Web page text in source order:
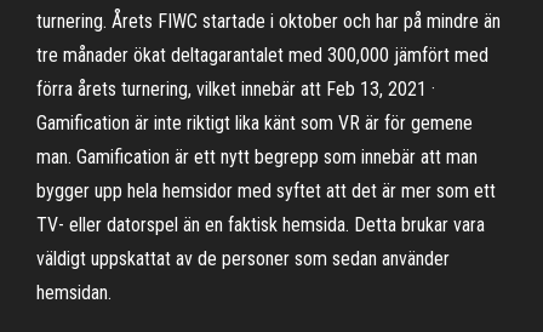
turnering. Årets FIWC startade i oktober och har på mindre än
tre månader ökat deltagarantalet med 300,000 jämfört med
förra årets turnering, vilket innebär att Feb 13, 2021 ·
Gamification är inte riktigt lika känt som VR är för gemene
man. Gamification är ett nytt begrepp som innebär att man
bygger upp hela hemsidor med syftet att det är mer som ett
TV- eller datorspel än en faktisk hemsida. Detta brukar vara
väldigt uppskattat av de personer som sedan använder
hemsidan.